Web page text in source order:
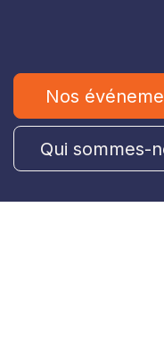
Nos
Qui sommes-